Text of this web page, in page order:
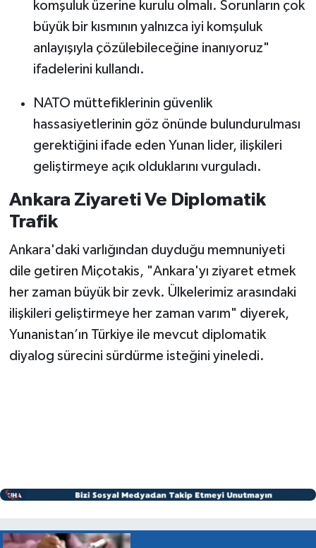
komşuluk üzerine kurulu olmalı. Sorunların çok
büyük bir kısmının yalnızca iyi komşuluk
anlayışıyla çözülebileceğine inanıyoruz"
ifadelerini kullandı.
NATO müttefiklerinin güvenlik
hassasiyetlerinin göz önünde bulundurulması
gerektiğini ifade eden Yunan lider, ilişkileri
geliştirmeye açık olduklarını vurguladı.
Ankara Ziyareti Ve Diplomatik
Trafik
Ankara'daki varlığından duyduğu memnuniyeti
dile getiren Miçotakis, "Ankara'yı ziyaret etmek
her zaman büyük bir zevk. Ülkelerimiz arasındaki
ilişkileri geliştirmeye her zaman varım" diyerek,
Yunanistan’ın Türkiye ile mevcut diplomatik
diyalog sürecini sürdürme isteğini yineledi.